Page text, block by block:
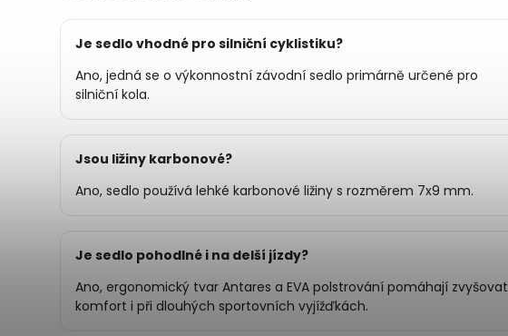
Je sedlo vhodné pro silniční cyklistiku?
Ano, jedná se o výkonnostní závodní sedlo primárně určené pro
silniční kola.
Jsou ližiny karbonové?
Ano, sedlo používá lehké karbonové ližiny s rozměrem 7x9 mm.
Je sedlo pohodlné i na delší jízdy?
Ano, ergonomický tvar Antares a EVA polstrování pomáhají zvyšovat
komfort i při dlouhých sportovních vyjížďkách.